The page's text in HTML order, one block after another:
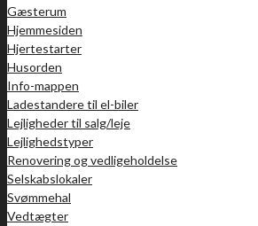
Gæsterum
Hjemmesiden
Hjertestarter
Husorden
Info-mappen
Ladestandere til el-biler
Lejligheder til salg/leje
Lejlighedstyper
Renovering og vedligeholdelse
Selskabslokaler
Svømmehal
Vedtægter